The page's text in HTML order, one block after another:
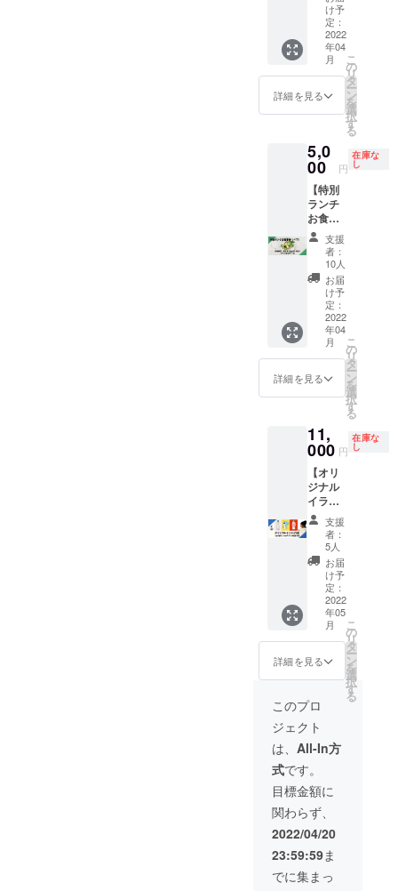
購入さ
せて頂
きオー
プンし
てから
程度店
内にて
て飾ら
させて
頂きま
す。 HP
のお名
前掲載
は、２
年間以
上の掲
載をお
約束さ
せて頂
きま
す。
グッズ
をご選
合〉 ご
登録頂
いた住
所に郵
送させ
て頂き
ます。
またT
シャ
ツ、も
しくは
パー
カーの
場合、
備考に
ラーと
サイズ
らせ下
さい。
画像を
ご参照
くださ
い。 ま
たカ
ラー
は、ホ
ワイ
ト、グ
レー、
ブラッ
名でも
OK)を
入れる
事がで
きま
す。ご
希望の
くださ
い。 ※
お花の
種類等
はご指
定でき
ませ
ん。
ケット
は初回
ご来店
時に
メール
画面を
ご提示
不測の
事態等
が閉店
となっ
た場
合、同
時に本
商品は
無効と
なって
しまい
ます。
長く愛
される
お店と
して継
ります
が、
オープ
ンして
から１
年以内
にご来
店頂
き、本
商品の
利用を
スター
トして
頂きま
すよう
致しま
す。 ※
コール
や、一
部ご注
文頂け
品がご
ざいま
す。 ※
換金等
はでき
ません
頂きま
す。 お
花には
立札が
付きま
すの
で、支
援者様
入れる
事がで
きま
す。 こ
ちらは
支援者
の元に
届くも
のでは
なく、
お花は
こちら
で購入
させて
頂き
オープ
ンして
にて開
店祝い
飾らさ
せて頂
きま
す。 ※
お名前
(あだ名
や企業
名でも
OK)を
入れる
事がで
きま
す。ご
希望の
ご指定
い。 ※
お花の
はご指
定でき
ませ
ん。
け予
定：
2022
年04
月
詳細を見る
こ
の
リ
タ
ー
ン
を
選
択
す
る
5,0
00 円
在庫な
し
【特別
ランチ
お食事
券（ペ
ア）】
数量限
定の特
別ラン
チセッ
ト（ド
リンク
とデ
ザート
付）を
ご提供
す。 こ
ちらは
ペア価
格にな
りま
す。 店
内での
ご提供
となり
ます。
ご来店
の日時
は、
メール
にて取
り決め
させて
１年以
越し頂
きます
ようお
願い致
しま
す。
（有効
期限：
5月 ） ※
写真は
イメー
支援
者：
10人
お届
け予
定：
2022
年04
月
詳細を見る
こ
の
リ
タ
ー
ン
を
選
択
す
る
11,
000 円
在庫な
し
【オリ
ジナル
イラス
ト作
成！】
ながら
びっと
のデザ
イン担
当（ロ
ゴ・マ
スコッ
トキャ
ラク
ター・
ヤー
等）の
青木氏
が、ア
イコン
やヘッ
ダー等
に使え
るオリ
ジナル
イラス
トを書
かせて
頂きま
支援
者：
5人
お届
け予
定：
2022
年05
月
詳細を見る
こ
の
リ
タ
ー
ン
を
選
択
す
る
このプロ
ジェクト
は、 All-In方
式です。
目標金額に
関わらず、
2022/04/20
23:59:59ま
でに集まっ